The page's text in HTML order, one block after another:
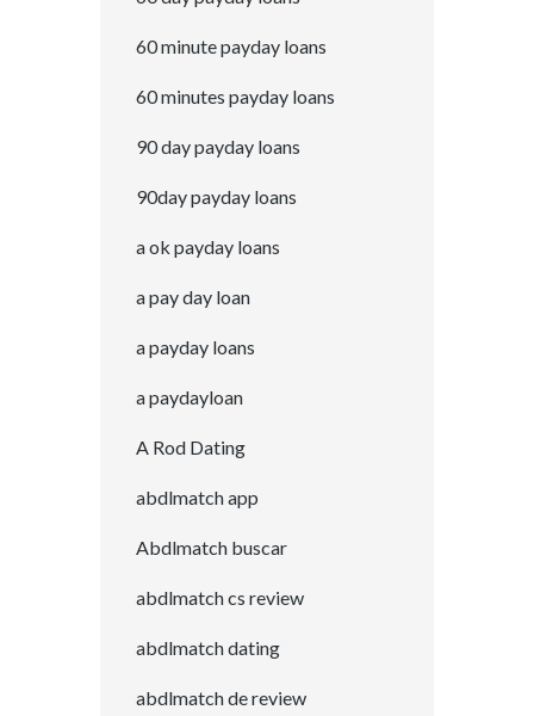
60 minute payday loans
60 minutes payday loans
90 day payday loans
90day payday loans
a ok payday loans
a pay day loan
a payday loans
a paydayloan
A Rod Dating
abdlmatch app
Abdlmatch buscar
abdlmatch cs review
abdlmatch dating
abdlmatch de review